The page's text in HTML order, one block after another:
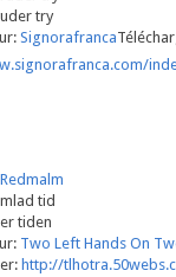
try
Signorafranca
Redmalm
tid
tiden
Two Left Hands On
http://